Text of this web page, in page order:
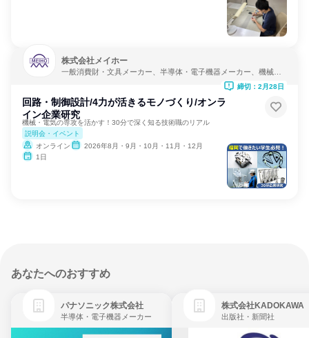
株式会社メイホー
一般消費財・文具メーカー、半導体・電子機器メーカー、機械・
回路・制御設計/4力が活きるモノづくり/オンラ
イン企業研究
機械・電気の専攻を活かす！30分で深く知る技術職のリアル
説明会・イベント
オンライン
2026年8月・9月・10月・11月・12月
1日
締切：2月28日
あなたへのおすすめ
パナソニック株式会社
半導体・電子機器メーカー
株式会社KADOKAWA
出版社・新聞社